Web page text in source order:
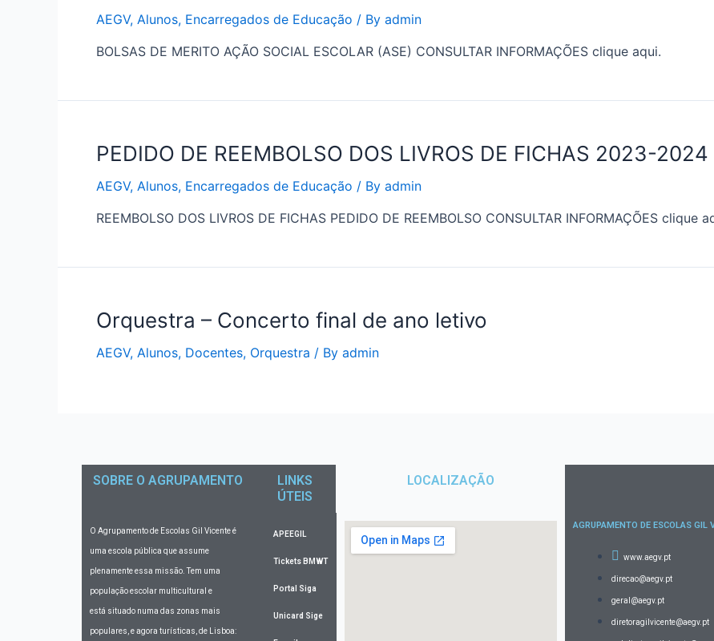
AEGV, Alunos, Encarregados de Educação / By admin
BOLSAS DE MERITO AÇÃO SOCIAL ESCOLAR (ASE) CONSULTAR INFORMAÇÕES clique aqui.
PEDIDO DE REEMBOLSO DOS LIVROS DE FICHAS 2023-2024
AEGV, Alunos, Encarregados de Educação / By admin
REEMBOLSO DOS LIVROS DE FICHAS PEDIDO DE REEMBOLSO CONSULTAR INFORMAÇÕES clique
Orquestra – Concerto final de ano letivo
AEGV, Alunos, Docentes, Orquestra / By admin
SOBRE O AGRUPAMENTO
LINKS
ÚTEIS
LOCALIZAÇÃO
O Agrupamento de Escolas Gil Vicenteé
uma escola pública que assume
plenamente essa missão. Tem uma
população escolar multicultural e
está situado numa das zonas mais
populares, e agora turísticas, de Lisboa:
APEEGIL
Tickets BMWT
Portal Siga
Unicard Sige
AGRUPAMENTO DE ESCOLAS GIL
www.aegv.pt
direcao@aegv.pt
geral@aegv.pt
diretoragilvicente@aegv.pt